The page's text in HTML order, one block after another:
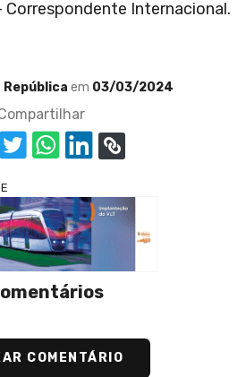
Correspondente Internacional.
em 03/03/2024
COMENTÁRIO